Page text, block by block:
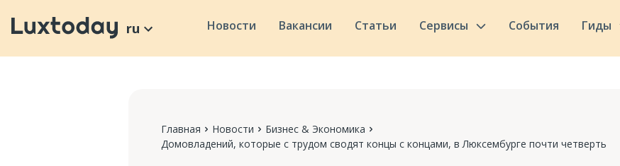
ru Новости Вакансии Статьи Сервисы События Гиды
Главная Новости
Бизнес & Экономика
Домовладений, которые с трудом сводят концы с концами, в Люксембурге почти четверть